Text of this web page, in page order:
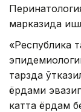
марказида
«Республика
тарзда
ёрдами
катта ёрдам